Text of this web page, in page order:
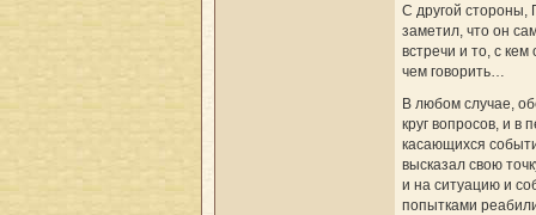
С другой стороны,
заметил, что он
встречи и то, с кем
чем говорить…
В любом случае,
круг вопросов, и в
касающихся
высказал свою
и на ситуацию и
попытками